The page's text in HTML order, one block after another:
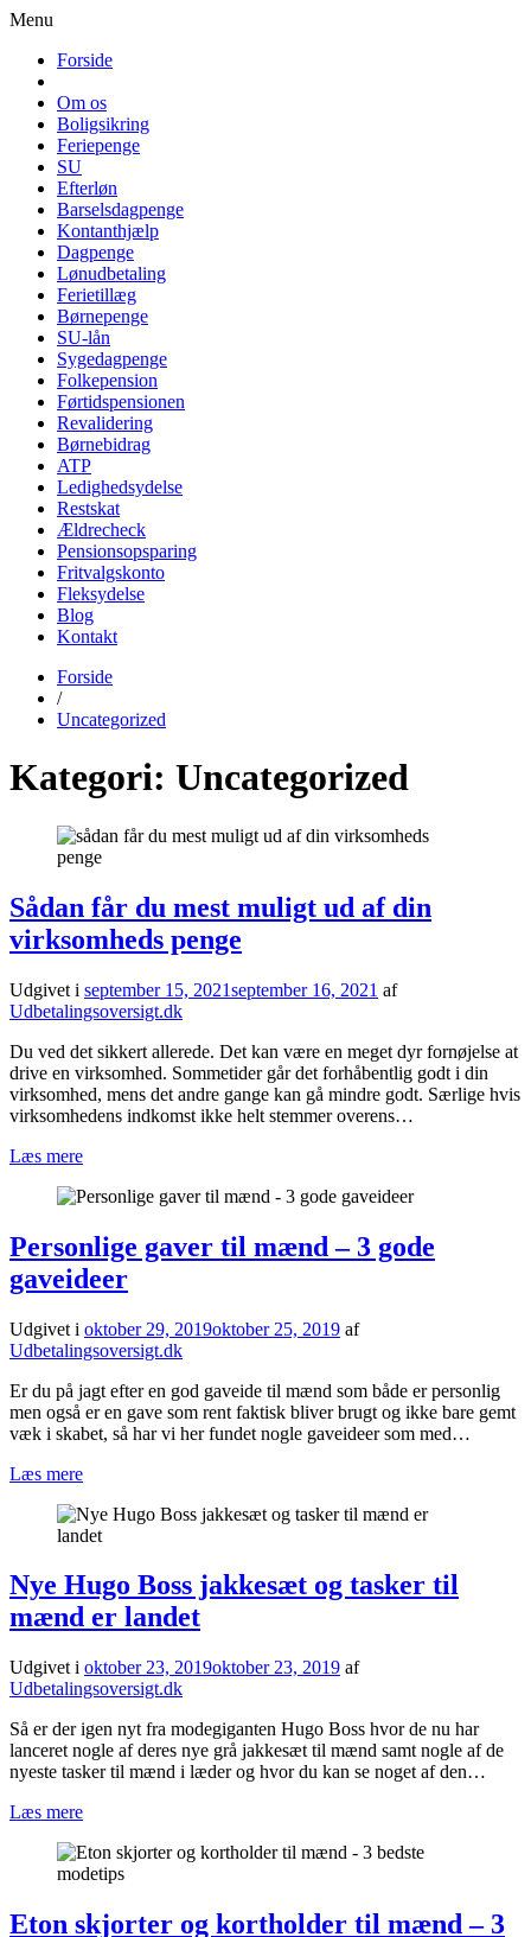
Menu
Forside
Om os
Boligsikring
Feriepenge
SU
Efterløn
Barselsdagpenge
Kontanthjælp
Dagpenge
Lønudbetaling
Ferietillæg
Børnepenge
SU-lån
Sygedagpenge
Folkepension
Førtidspensionen
Revalidering
Børnebidrag
ATP
Ledighedsydelse
Restskat
Ældrecheck
Pensionsopsparing
Fritvalgskonto
Fleksydelse
Blog
Kontakt
udbetalingsoversigt.dk
Find alle datoer for udbetaling fra det offentlige her
Forside
/
Uncategorized
Kategori: Uncategorized
Sådan får du mest muligt ud af din
virksomheds penge
Udgivet i september 15, 2021september 16, 2021 af
Udbetalingsoversigt.dk
Du ved det sikkert allerede. Det kan være en meget dyr fornøjelse at
drive en virksomhed. Sommetider går det forhåbentlig godt i din
virksomhed, mens det andre gange kan gå mindre godt. Særlige hvis
virksomhedens indkomst ikke helt stemmer overens…
Læs mere
Personlige gaver til mænd – 3 gode
gaveideer
Udgivet i oktober 29, 2019oktober 25, 2019 af
Udbetalingsoversigt.dk
Er du på jagt efter en god gaveide til mænd som både er personlig
men også er en gave som rent faktisk bliver brugt og ikke bare gemt
væk i skabet, så har vi her fundet nogle gaveideer som med…
Læs mere
Nye Hugo Boss jakkesæt og tasker til
mænd er landet
Udgivet i oktober 23, 2019oktober 23, 2019 af
Udbetalingsoversigt.dk
Så er der igen nyt fra modegiganten Hugo Boss hvor de nu har
lanceret nogle af deres nye grå jakkesæt til mænd samt nogle af de
nyeste tasker til mænd i læder og hvor du kan se noget af den…
Læs mere
Eton skjorter og kortholder til mænd – 3